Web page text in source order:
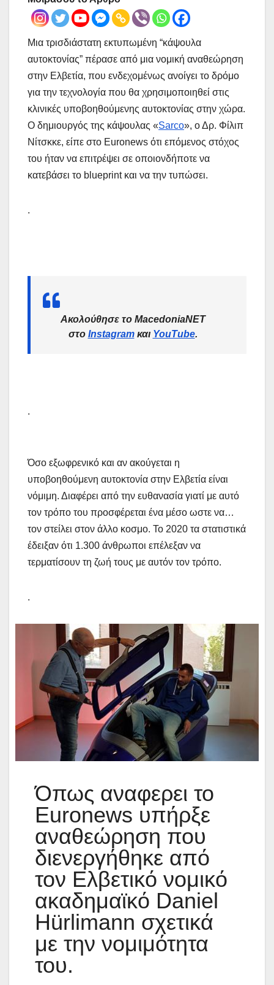
Μια τρισδιάστατη εκτυπωμένη “κάψουλα
αυτοκτονίας” πέρασε από μια νομική αναθεώρηση
στην Ελβετία, που ενδεχομένως ανοίγει το δρόμο
για την τεχνολογία που θα χρησιμοποιηθεί στις
κλινικές υποβοηθούμενης αυτοκτονίας στην χώρα.
Ο δημιουργός της κάψουλας «Sarco», ο Δρ. Φίλιπ
Νίτσκκε, είπε στο Euronews ότι επόμενος στόχος
του ήταν να επιτρέψει σε οποιονδήποτε να
κατεβάσει το blueprint και να την τυπώσει.
.
Ακολούθησε το MacedoniaNET
στο Instagramκαι YouTube.
.
Όσο εξωφρενικό και αν ακούγεται η
υποβοηθούμενη αυτοκτονία στην Ελβετία είναι
νόμιμη. Διαφέρει από την ευθανασία γιατί με αυτό
τον τρόπο του προσφέρεται ένα μέσο ωστε να…
τον στείλει στον άλλο κοσμο. Το 2020 τα στατιστικά
έδειξαν ότι 1.300 άνθρωποι επέλεξαν να
τερματίσουν τη ζωή τους με αυτόν τον τρόπο.
.
Όπως αναφερει το
Euronews υπήρξε
αναθεώρηση που
διενεργήθηκε από
τον Ελβετικό νομικό
ακαδημαϊκό Daniel
Hürlimann σχετικά
με την νομιμότητα
του.